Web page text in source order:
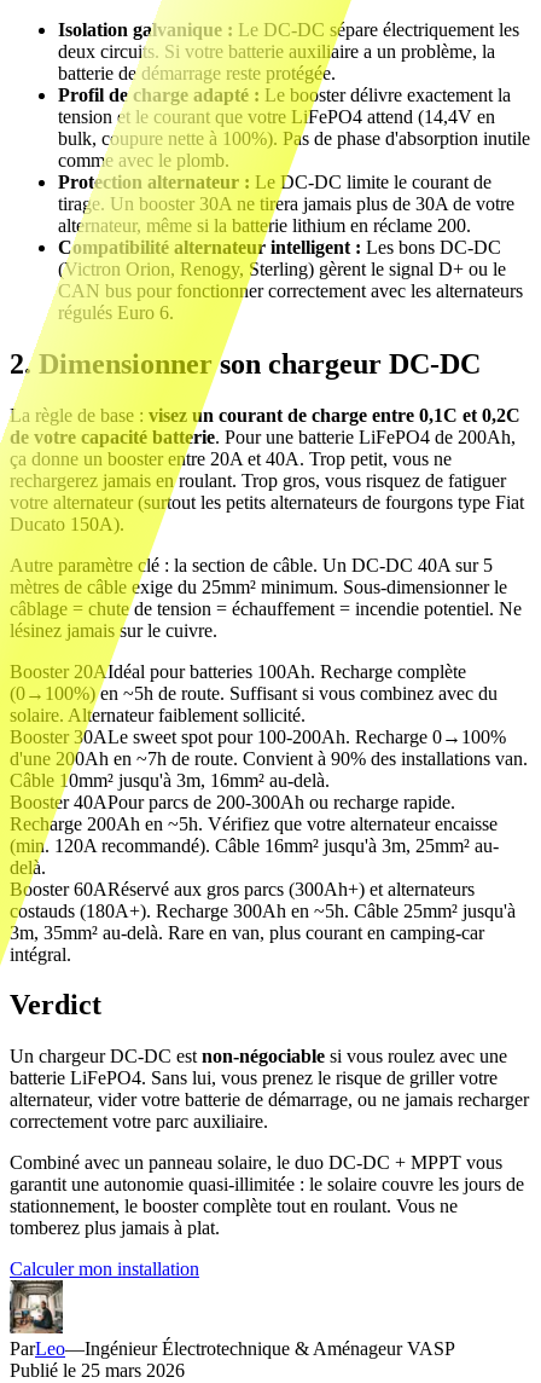
Isolation galvanique : Le DC-DC sépare électriquement les
deux circuits. Si votre batterie auxiliaire a un problème, la
batterie de démarrage reste protégée.
Profil de charge adapté : Le booster délivre exactement la
tension et le courant que votre LiFePO4 attend (14,4V en
bulk, coupure nette à 100%). Pas de phase d'absorption inutile
comme avec le plomb.
Protection alternateur : Le DC-DC limite le courant de
tirage. Un booster 30A ne tirera jamais plus de 30A de votre
alternateur, même si la batterie lithium en réclame 200.
Compatibilité alternateur intelligent : Les bons DC-DC
(Victron Orion, Renogy, Sterling) gèrent le signal D+ ou le
CAN bus pour fonctionner correctement avec les alternateurs
régulés Euro 6.
2. Dimensionner son chargeur DC-DC
La règle de base : visez un courant de charge entre 0,1C et 0,2C
de votre capacité batterie. Pour une batterie LiFePO4 de 200Ah,
ça donne un booster entre 20A et 40A. Trop petit, vous ne
rechargerez jamais en roulant. Trop gros, vous risquez de fatiguer
votre alternateur (surtout les petits alternateurs de fourgons type Fiat
Ducato 150A).
Autre paramètre clé : la section de câble. Un DC-DC 40A sur 5
mètres de câble exige du 25mm² minimum. Sous-dimensionner le
câblage = chute de tension = échauffement = incendie potentiel. Ne
lésinez jamais sur le cuivre.
Booster 20AIdéal pour batteries 100Ah. Recharge complète
(0→100%) en ~5h de route. Suffisant si vous combinez avec du
solaire. Alternateur faiblement sollicité.
Booster 30ALe sweet spot pour 100-200Ah. Recharge 0→100%
d'une 200Ah en ~7h de route. Convient à 90% des installations van.
Câble 10mm² jusqu'à 3m, 16mm² au-delà.
Booster 40APour parcs de 200-300Ah ou recharge rapide.
Recharge 200Ah en ~5h. Vérifiez que votre alternateur encaisse
(min. 120A recommandé). Câble 16mm² jusqu'à 3m, 25mm² au-
delà.
Booster 60ARéservé aux gros parcs (300Ah+) et alternateurs
costauds (180A+). Recharge 300Ah en ~5h. Câble 25mm² jusqu'à
3m, 35mm² au-delà. Rare en van, plus courant en camping-car
intégral.
Verdict
Un chargeur DC-DC est non-négociable si vous roulez avec une
batterie LiFePO4. Sans lui, vous prenez le risque de griller votre
alternateur, vider votre batterie de démarrage, ou ne jamais recharger
correctement votre parc auxiliaire.
Combiné avec un panneau solaire, le duo DC-DC + MPPT vous
garantit une autonomie quasi-illimitée : le solaire couvre les jours de
stationnement, le booster complète tout en roulant. Vous ne
tomberez plus jamais à plat.
Calculer mon installation
ParLeo—Ingénieur Électrotechnique & Aménageur VASP
Publié le 25 mars 2026